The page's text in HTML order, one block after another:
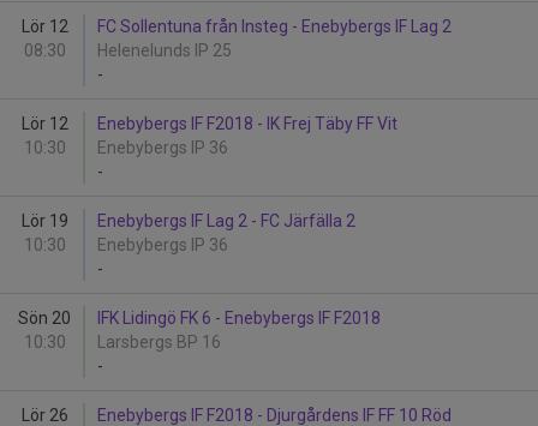
Lör 12
08:30
FC Sollentuna från Insteg - Enebybergs IF Lag 2
Helenelunds IP 25
-
Lör 12
10:30
Enebybergs IF F2018 - IK Frej Täby FF Vit
Enebybergs IP 36
-
Lör 19
10:30
Enebybergs IF Lag 2 - FC Järfälla 2
Enebybergs IP 36
-
Sön 20
10:30
IFK Lidingö FK 6 - Enebybergs IF F2018
Larsbergs BP 16
-
Lör 26
Enebybergs IF F2018 - Djurgårdens IF FF 10 Röd